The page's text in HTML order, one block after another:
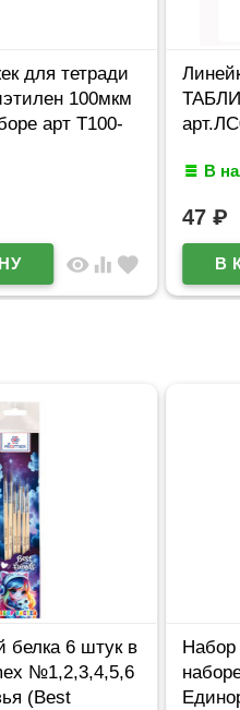
для тетради
100мкм
арт Т100-
visibility equalizer favorite
В
47₽
белка 6 штук в
№1,2,3,4,5,6
(Best
Набор